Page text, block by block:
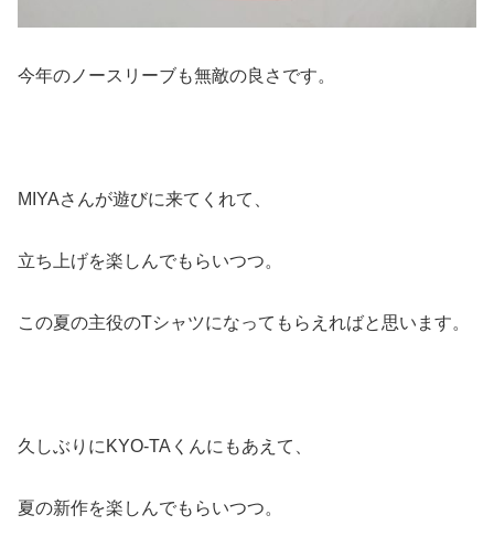
今年のノースリーブも無敵の良さです。
MIYAさんが遊びに来てくれて、
立ち上げを楽しんでもらいつつ。
この夏の主役のTシャツになってもらえればと思います。
久しぶりにKYO-TAくんにもあえて、
夏の新作を楽しんでもらいつつ。